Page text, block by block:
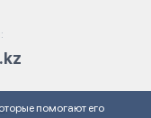
помогают его